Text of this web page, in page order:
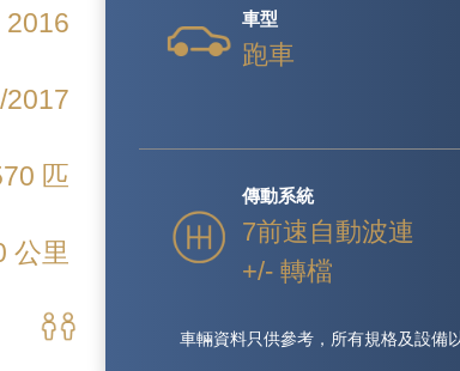
2016
2017
匹
公里
車型
跑車
傳動系統
7前速自動波連
+/- 轉檔
車輛資料只供參考，所有規格及設備